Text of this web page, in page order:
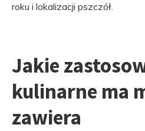
roku i lokalizacji pszczół.
Jakie
kulinarne ma
zawiera